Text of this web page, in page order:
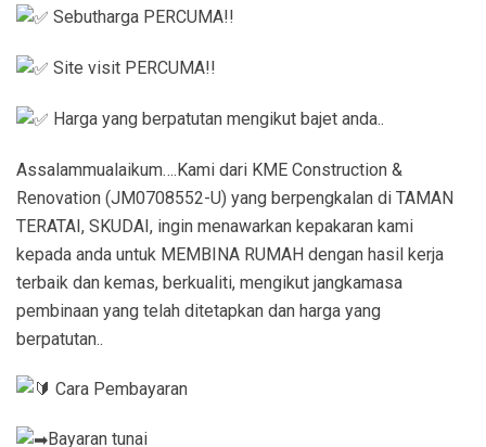
Sebutharga PERCUMA!!
Site visit PERCUMA!!
Harga yang berpatutan mengikut bajet anda..
Assalammualaikum….Kami dari KME Construction &
Renovation (JM0708552-U) yang berpengkalan di TAMAN
TERATAI, SKUDAI, ingin menawarkan kepakaran kami
kepada anda untuk MEMBINA RUMAH dengan hasil kerja
terbaik dan kemas, berkualiti, mengikut jangkamasa
pembinaan yang telah ditetapkan dan harga yang
berpatutan..
Cara Pembayaran
Bayaran tunai